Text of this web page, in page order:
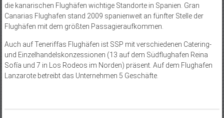
die kanarischen Flughäfen wichtige Standorte in Spanien. Gran
Canarias Flughafen stand 2009 spanienweit an fünfter Stelle der
Flughäfen mit dem größten Passagieraufkommen.
Auch auf Teneriffas Flughäfen ist SSP mit verschiedenen Catering-
und Einzelhandelskonzessionen (13 auf dem Südflughafen Reina
Sofía und 7 in Los Rodeos im Norden) präsent. Auf dem Flughafen
Lanzarote betreibt das Unternehmen 5 Geschäfte.